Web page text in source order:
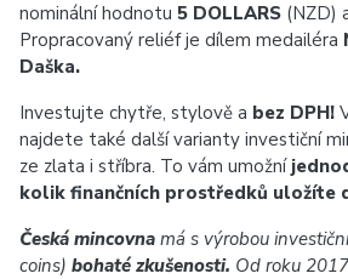
nominální hodnotu 5 DOLLARS (NZD)
Propracovaný reliéf je dílem medailéra
Daška.
Investujte chytře, stylově a bez DPH!
najdete také další varianty investiční
ze zlata i stříbra. To vám umožní
kolik finančních prostředků uložíte
Česká mincovna má s výrobou
coins) bohaté zkušenosti. Od roku